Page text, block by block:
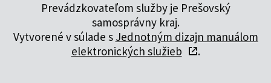
Prevádzkovateľom služby je Prešovský
samosprávny kraj.
Vytvorené v súlade s Jednotným dizajn manuálom
elektronických služieb
.